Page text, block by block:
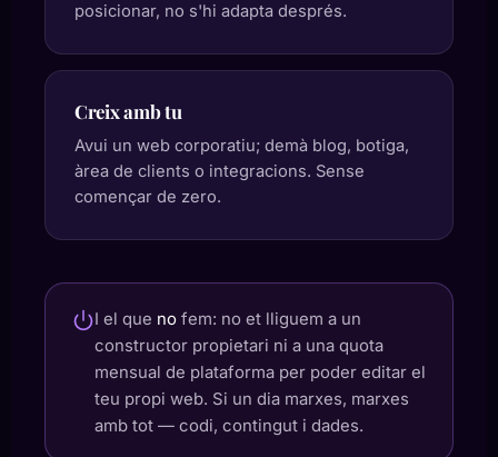
posicionar, no s'hi adapta després.
Creix amb tu
Avui un web corporatiu; demà blog, botiga,
àrea de clients o integracions. Sense
començar de zero.
I el que no fem: no et lliguem a un
constructor propietari ni a una quota
mensual de plataforma per poder editar el
teu propi web. Si un dia marxes, marxes
amb tot — codi, contingut i dades.